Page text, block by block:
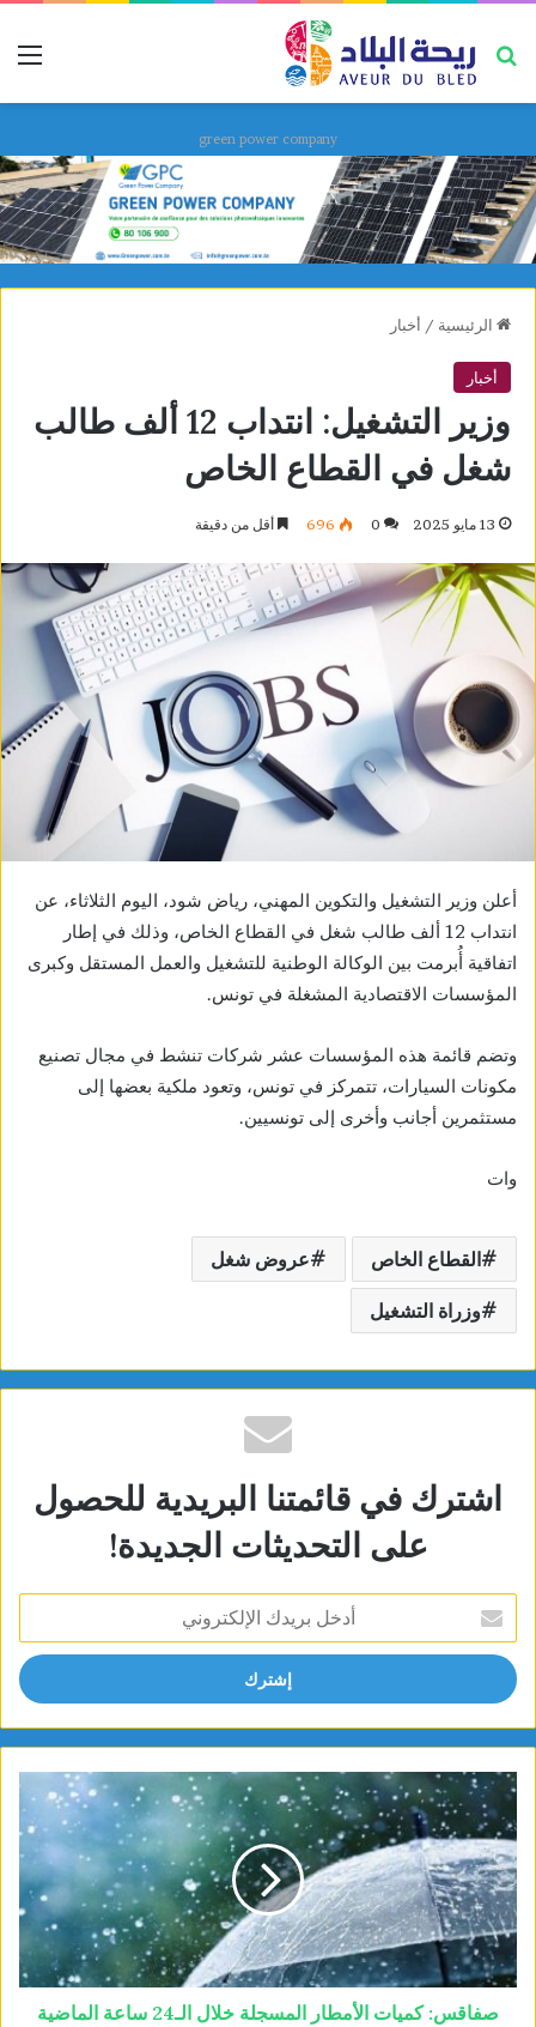
بحث عن
green power company
الرئيسية / أخبار
أخبار
وزير التشغيل: انتداب 12 ألف طالب
شغل في القطاع الخاص
13 مايو 2025 0
696 أقل من دقيقة
أعلن وزير التشغيل والتكوين المهني، رياض شود، اليوم الثلاثاء، عن
انتداب 12 ألف طالب شغل في القطاع الخاص، وذلك في إطار
اتفاقية أُبرمت بين الوكالة الوطنية للتشغيل والعمل المستقل وكبرى
المؤسسات الاقتصادية المشغلة في تونس.
وتضم قائمة هذه المؤسسات عشر شركات تنشط في مجال تصنيع
مكونات السيارات، تتمركز في تونس، وتعود ملكية بعضها إلى
مستثمرين أجانب وأخرى إلى تونسيين.
وات
القطاع الخاص عروض شغل
وزراة التشغيل
اشترك في قائمتنا البريدية للحصول
على التحديثات الجديدة!
بريدك
الإلكتروني
صفاقس: كميات الأمطار المسجلة خلال الـ24 ساعة الماضية